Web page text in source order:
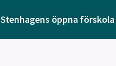
Stenhagens öppna förskola